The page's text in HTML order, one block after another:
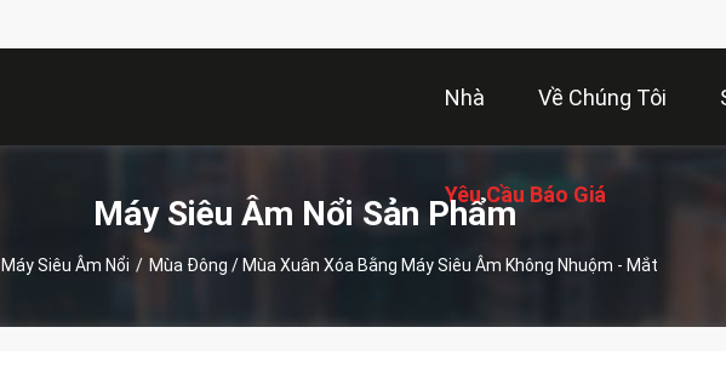
Nhà Về Chúng Tôi
Yêu Cầu Báo Giá
Máy Siêu Âm Nổi Sản Phẩm
Máy Siêu Âm Nổi / Mùa Đông / Mùa Xuân Xóa Bằng Máy Siêu Âm Không Nhuộm - Mắt